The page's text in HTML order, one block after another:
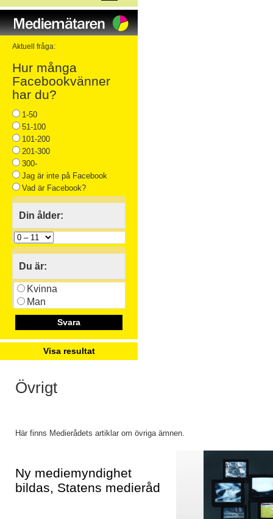
Aktuell fråga:
Hur många
Facebookvänner
har du?
1-50
51-100
101-200
201-300
300-
Jag är inte på Facebook
Vad är Facebook?
Din ålder:
Du är:
Kvinna
Man
Svara
Visa resultat
Övrigt
Här finns Medierådets artiklar om övriga ämnen.
Ny mediemyndighet
bildas, Statens medieråd